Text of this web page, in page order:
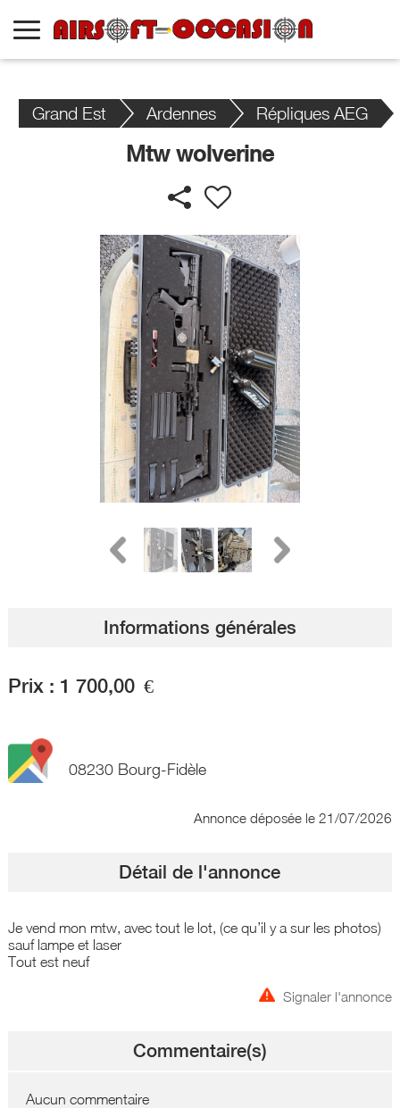
Grand Est Ardennes Répliques AEG
Mtw wolverine
Informations générales
Prix : 1 700,00 €
08230 Bourg-Fidèle
Annonce déposée le 21/07/2026
Détail de l'annonce
Je vend mon mtw, avec tout le lot, (ce qu’il y a sur les photos)
sauf lampe et laser
Tout est neuf
Signaler l'annonce
Commentaire(s)
Aucun commentaire